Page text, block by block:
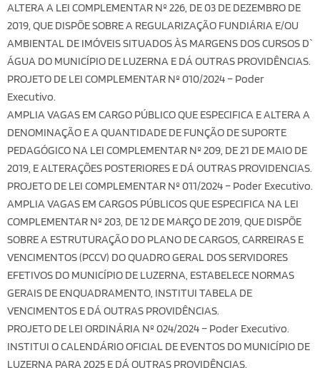
ALTERA A LEI COMPLEMENTAR Nº 226, DE 03 DE DEZEMBRO DE
2019, QUE DISPÕE SOBRE A REGULARIZAÇÃO FUNDIÁRIA E/OU
AMBIENTAL DE IMÓVEIS SITUADOS ÀS MARGENS DOS CURSOS D`
ÁGUA DO MUNICÍPIO DE LUZERNA E DÁ OUTRAS PROVIDÊNCIAS.
PROJETO DE LEI COMPLEMENTAR Nº 010/2024 – Poder
Executivo.
AMPLIA VAGAS EM CARGO PÚBLICO QUE ESPECIFICA E ALTERA A
DENOMINAÇÃO E A QUANTIDADE DE FUNÇÃO DE SUPORTE
PEDAGÓGICO NA LEI COMPLEMENTAR Nº 209, DE 21 DE MAIO DE
2019, E ALTERAÇÕES POSTERIORES E DÁ OUTRAS PROVIDENCIAS.
PROJETO DE LEI COMPLEMENTAR Nº 011/2024 – Poder Executivo.
AMPLIA VAGAS EM CARGOS PÚBLICOS QUE ESPECIFICA NA LEI
COMPLEMENTAR Nº 203, DE 12 DE MARÇO DE 2019, QUE DISPÕE
SOBRE A ESTRUTURAÇÃO DO PLANO DE CARGOS, CARREIRAS E
VENCIMENTOS (PCCV) DO QUADRO GERAL DOS SERVIDORES
EFETIVOS DO MUNICÍPIO DE LUZERNA, ESTABELECE NORMAS
GERAIS DE ENQUADRAMENTO, INSTITUI TABELA DE
VENCIMENTOS E DÁ OUTRAS PROVIDÊNCIAS.
PROJETO DE LEI ORDINÁRIA Nº 024/2024 – Poder Executivo.
INSTITUI O CALENDÁRIO OFICIAL DE EVENTOS DO MUNICÍPIO DE
LUZERNA PARA 2025 E DÁ OUTRAS PROVIDÊNCIAS.